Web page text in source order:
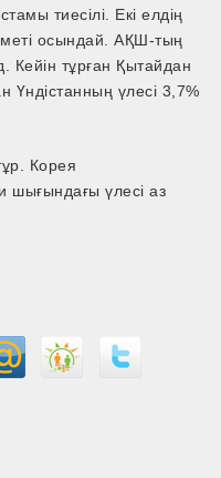
тиесілі. Екі елдің
осындай. АҚШ-тың
Кейін тұрған Қытайдан
Үндістанның үлесі 3,7%
Корея
шығындағы үлесі аз